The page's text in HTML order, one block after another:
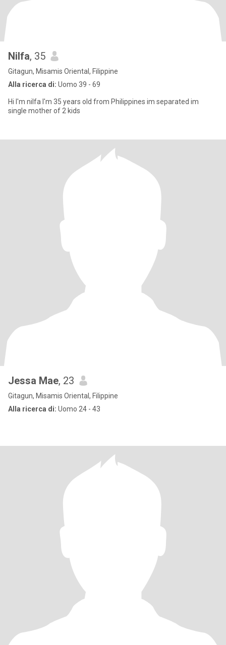
Nilfa, 35
Gitagun, Misamis Oriental, Filippine
Alla ricerca di: Uomo 39 - 69
Hi I'm nilfa I'm 35 years old from Philippines im separated im
single mother of 2 kids
Jessa Mae, 23
Gitagun, Misamis Oriental, Filippine
Alla ricerca di: Uomo 24 - 43